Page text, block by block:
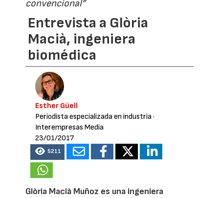
convencional”
Entrevista a Glòria
Macià, ingeniera
biomédica
Esther Güell
Periodista especializada en industria·
Interempresas Media
23/01/2017
5211
Glòria Macià Muñoz es una ingeniera